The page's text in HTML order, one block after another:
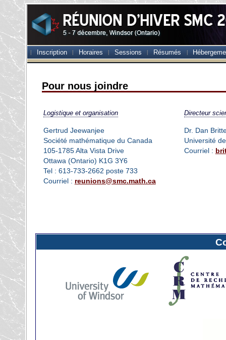
Inscription Horaires Sessions Résumés
Pour nous joindre
Logistique et organisation
Gertrud Jeewanjee
Société mathématique du Canada
105-1785 Alta Vista Drive
Ottawa (Ontario) K1G 3Y6
Tel : 613-733-2662 poste 733
Courriel : reunions@smc.math.ca
Directeur
Dr. Dan
Université
Courriel :